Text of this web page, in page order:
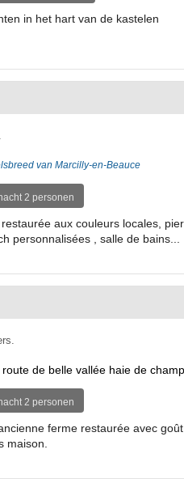
in het hart van de kastelen
van Marcilly-en-Beauce
2 personen
aux couleurs locales,
personnalisées , salle de bains...
route de belle vallée haie de champ
2 personen
ferme restaurée avec
maison.